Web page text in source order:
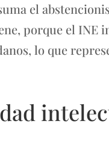
el
porque el INE
lo que